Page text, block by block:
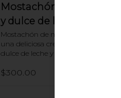
Mostachón de plátano
y dulce de leche
Mostachón de nuez, decorado con
una deliciosa cremita, pl´tano,
dulce de leche y trocitos de neux
$300.00